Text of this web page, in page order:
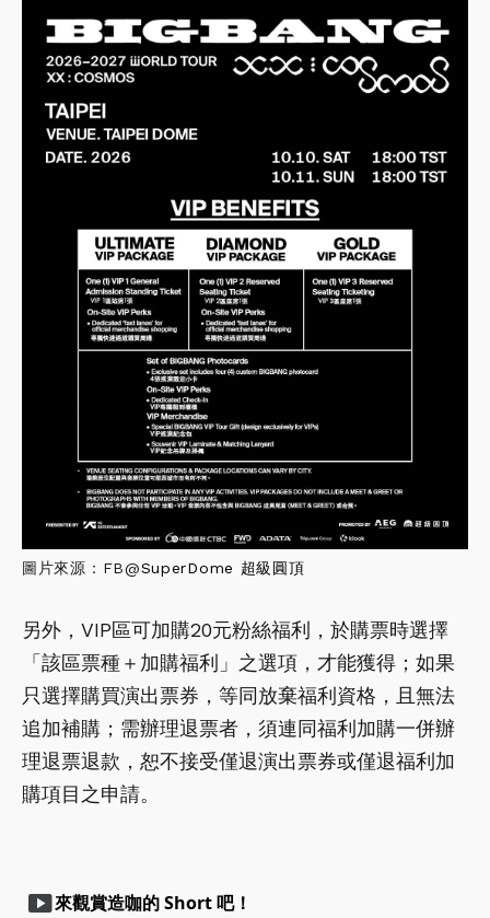
圖片來源：FB@SuperDome 超級圓頂
另外，VIP區可加購20元粉絲福利，於購票時選擇
「該區票種＋加購福利」之選項，才能獲得；如果
只選擇購買演出票券，等同放棄福利資格，且無法
追加補購；需辦理退票者，須連同福利加購一併辦
理退票退款，恕不接受僅退演出票券或僅退福利加
購項目之申請。
smart_display來觀賞造咖的 Short 吧！